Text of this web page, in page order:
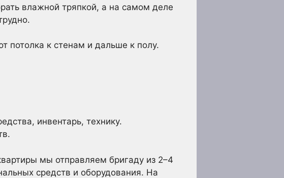
влажной тряпкой, а на самом деле
потолка к стенам и дальше к полу.
инвентарь, технику.
мы отправляем бригаду из 2–4
средств и оборудования. На